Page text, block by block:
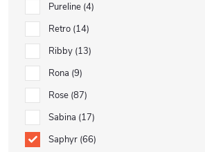
Pureline 4
Retro 14
Ribby 13
Rona 9
Rose 87
Sabina 17
Saphyr 66